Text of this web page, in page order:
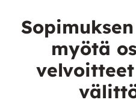
myötä